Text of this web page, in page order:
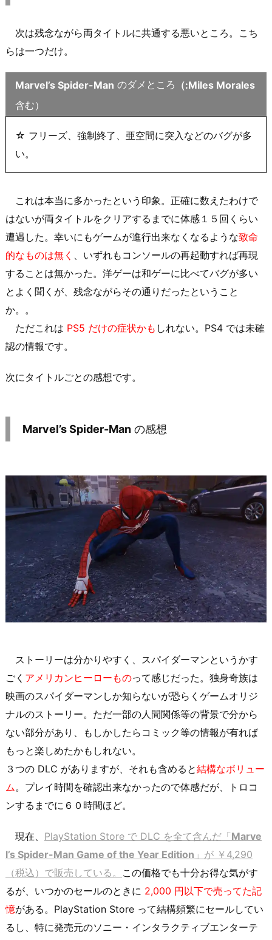
次は残念ながら両タイトルに共通する悪いところ。こち
らは一つだけ。
Marvel’s Spider-Man のダメところ （:Miles Morales
含む）
☆ フリーズ、強制終了、亜空間に突入などのバグが多
い。
これは本当に多かったという印象。正確に数えたわけで
はないが両タイトルをクリアするまでに体感１５回くらい
遭遇した。幸いにもゲームが進行出来なくなるような致命
的なものは無く 、いずれもコンソールの再起動すれば再現
することは無かった。洋ゲーは和ゲーに比べてバグが多い
とよく聞くが、残念ながらその通りだったということ
か。。
ただこれは PS5 だけの症状かも しれない。PS4 では未確
認の情報です。
次にタイトルごとの感想です。
Marvel’s Spider-Man の感想
ストーリーは分かりやすく、スパイダーマンというかす
ごく アメリカンヒーローものって感じだった。独身奇族は
映画のスパイダーマンしか知らないが恐らくゲームオリジ
ナルのストーリー。ただ一部の人間関係等の背景で分から
ない部分があり、もしかしたらコミック等の情報が有れば
もっと楽しめたかもしれない。
３つの DLC がありますが、それも含めると結構なボリュー
ム。プレイ時間を確認出来なかったので体感だが、トロコ
ンするまでに６０時間ほど。
現在、 PlayStation Store で DLC を全て含んだ「Marve
l’s Spider-Man Game of the Year Edition 」が ￥4,290
（税込）で販売している。 この価格でも十分お得な気がす
るが、いつかのセールのときに 2,000 円以下で売ってた記
憶がある。PlayStation Store って結構頻繁にセールしてい
るし、特に発売元のソニー・インタラクティブエンターテ